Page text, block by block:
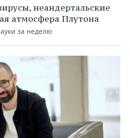
неандертальские
атмосфера Плутона
за неделю